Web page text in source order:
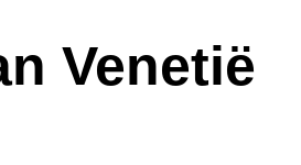
Venetië